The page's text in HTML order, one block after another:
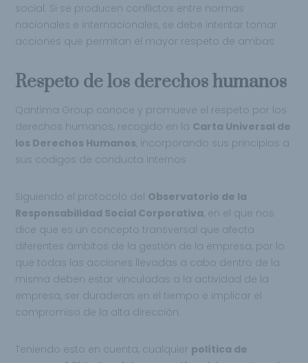
social. Si se producen conflictos entre normas
nacionales e internacionales, se debe intentar tomar
acciones que permitan el mayor respeto de ambas
Respeto de los derechos humanos
Qantima Group conoce y promueve el respeto por los
derechos humanos, recogido en la Carta Universal de
los Derechos Humanos, incorporando sus principios a
sus codigos de conducta internos
Siguiendo el protocolo del Observatorio de la
Responsabilidad Social Corporativa, en el que nos
dice que es un concepto transversal que afecta
diferentes ámbitos de la gestión de la empresa, por lo
que todas las acciones llevadas a cabo dentro de la
misma deben estar vinculadas a la actividad de la
empresa, ser duraderas en el tiempo e implicar el
compromiso de la alta dirección.
Teniendo esto en cuenta, cualquier política de